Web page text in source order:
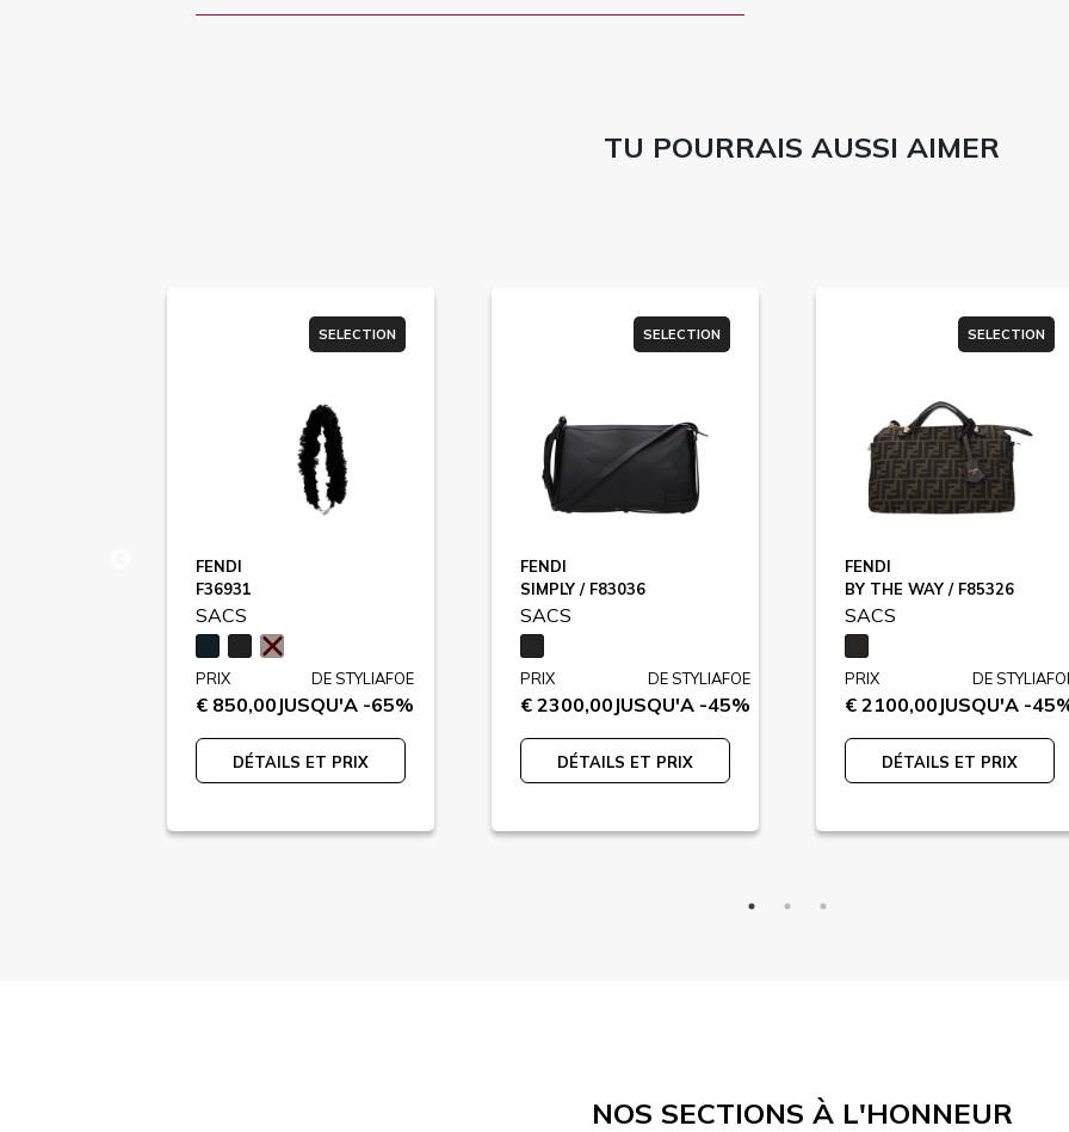
TU POURRAIS AUSSI AIMER
SELECTION
FENDI
F36931
SACS
PRIX
€ 850,00
DE STYLIAFOE
JUSQU'A -65%
DÉTAILS ET PRIX
SELECTION
FENDI
SIMPLY / F83036
SACS
PRIX
€ 2300,00
DE STYLIAFOE
JUSQU'A -45%
DÉTAILS ET PRIX
SELECTION
FENDI
BY THE WAY / F85326
SACS
PRIX
€ 2100,00
DE
JUSQU'A -
DÉTAILS ET PRIX
NOS SECTIONS À L'HONNEUR